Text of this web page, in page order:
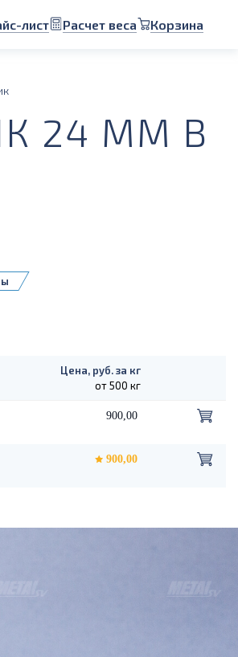
лист Расчет веса Корзина
24 ММ В
Цена, руб. за кг
от 500 кг
900,00
900,00